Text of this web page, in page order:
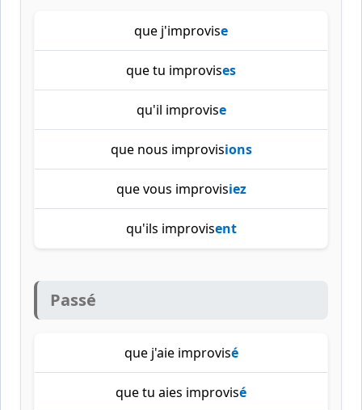
que j'improvise
que tu improvises
qu'il improvise
que nous improvisions
que vous improvisiez
qu'ils improvisent
Passé
que j'aie improvisé
que tu aies improvisé